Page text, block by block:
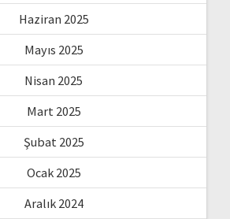
Haziran 2025
Mayıs 2025
Nisan 2025
Mart 2025
Şubat 2025
Ocak 2025
Aralık 2024